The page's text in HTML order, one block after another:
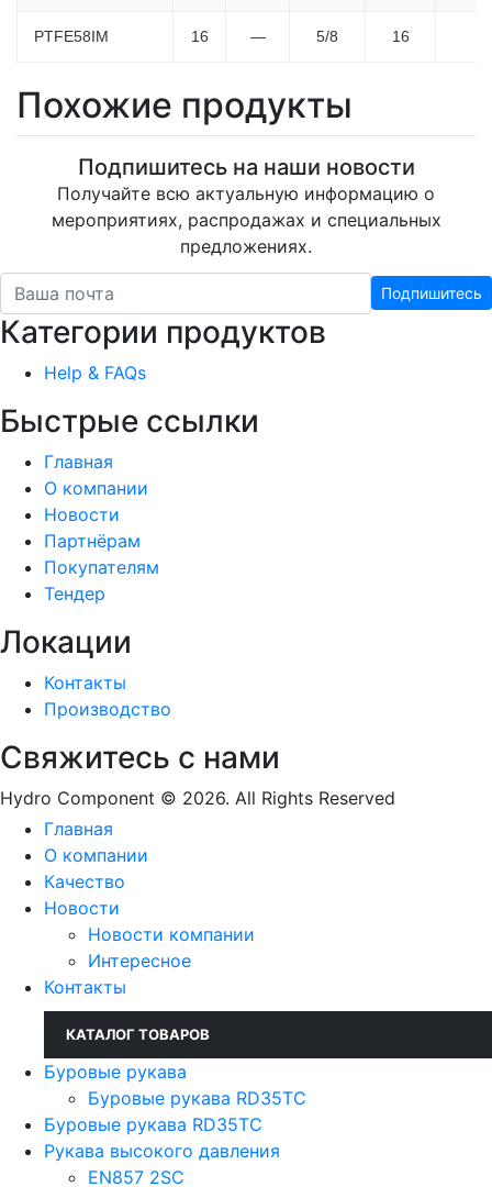
PTFE58IM 16 — 5/8 16
Похожие продукты
Подпишитесь на наши новости
Получайте всю актуальную информацию о
мероприятиях, распродажах и специальных
предложениях.
Подпишитесь
Категории продуктов
Help & FAQs
Быстрые ссылки
Главная
О компании
Новости
Партнёрам
Покупателям
Тендер
Локации
Контакты
Производство
Свяжитесь с нами
Hydro Component © 2026. All Rights Reserved
Главная
О компании
Качество
Новости
Новости компании
Интересное
Контакты
КАТАЛОГ ТОВАРОВ
Буровые рукава
Буровые рукава RD35TC
Буровые рукава RD35TC
Рукава высокого давления
EN857 2SС